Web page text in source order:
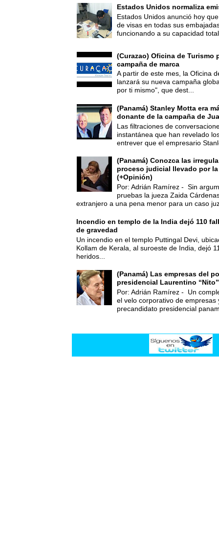
Estados Unidos normaliza
Estados Unidos anunció hoy
de visas en todas sus
funcionando a su capacidad
(Curazao) Oficina de Turismo
campaña de marca
A partir de este mes, la Oficina
lanzará su nueva campaña
por ti mismo", que dest...
(Panamá) Stanley Motta era
donante de la campaña de
Las filtraciones de
instantánea que han revelado
entrever que el empresario
(Panamá) Conozca las
proceso judicial llevado por
(+Opinión)
Por: Adrián Ramírez - Sin
pruebas la jueza Zaida
extranjero a una pena menor para un caso
Incendio en templo de la India dejó 110
de gravedad
Un incendio en el templo Puttingal Devi,
Kollam de Kerala, al suroeste de India, dejó
heridos...
(Panamá) Las empresas del
presidencial Laurentino
Por: Adrián Ramírez - Un
el velo corporativo de empresas
precandidato presidencial